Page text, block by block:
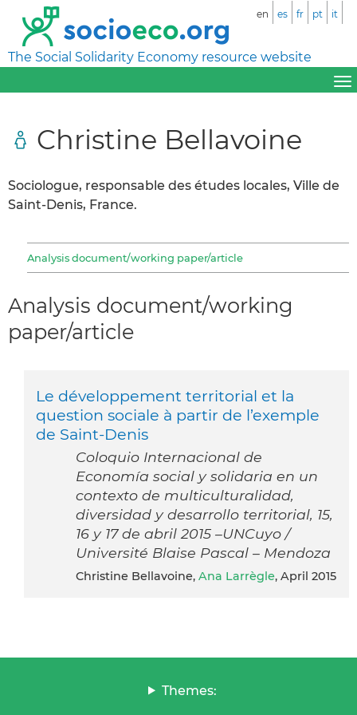
The Social Solidarity Economy resource website
en es fr pt it
Christine Bellavoine
Sociologue, responsable des études locales, Ville de
Saint-Denis, France.
Analysis document/working paper/article
Analysis document/working
paper/article
Le développement territorial et la
question sociale à partir de l’exemple
de Saint-Denis
Coloquio Internacional de
Economía social y solidaria en un
contexto de multiculturalidad,
diversidad y desarrollo territorial, 15,
16 y 17 de abril 2015 –UNCuyo /
Université Blaise Pascal – Mendoza
Christine Bellavoine, Ana Larrègle, April 2015
Themes: